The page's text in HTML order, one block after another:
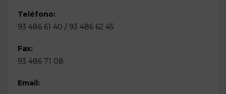
Teléfono:
93 486 61 40 / 93 486 62 45
Fax:
93 486 71 08
Email: